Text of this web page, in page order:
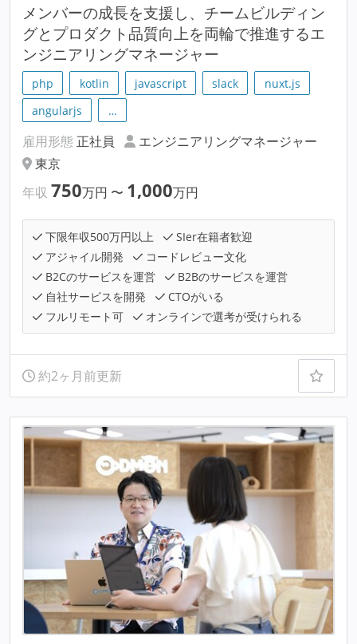
メンバーの成長を支援し、チームビルディン
グとプロダクト品質向上を両輪で推進するエ
ンジニアリングマネージャー
php kotlin javascript slack
nuxt.js
angularjs
…
雇用形態 正社員
エンジニアリングマネージャー
東京
年収 750万円 〜 1,000万円
下限年収500万円以上
SIer在籍者歓迎
アジャイル開発
コードレビュー文化
B2Cのサービスを運営
B2Bのサービスを運営
自社サービスを開発
CTOがいる
フルリモート可
オンラインで選考が受けられる
約2ヶ月前更新